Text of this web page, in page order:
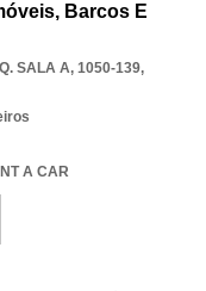
Barcos E
SALA A, 1050-139,
A CAR